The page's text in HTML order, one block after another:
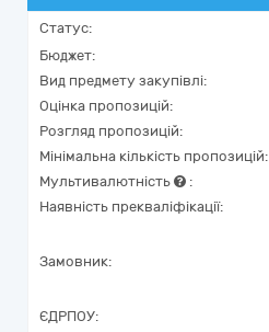
Статус:
Бюджет:
Вид предмету закупівлі:
Оцінка пропозицій:
Розгляд пропозицій:
Мінімальна кількість пропозицій:
Мультивалютність
:
Наявність прекваліфікації:
Замовник:
ЄДРПОУ: